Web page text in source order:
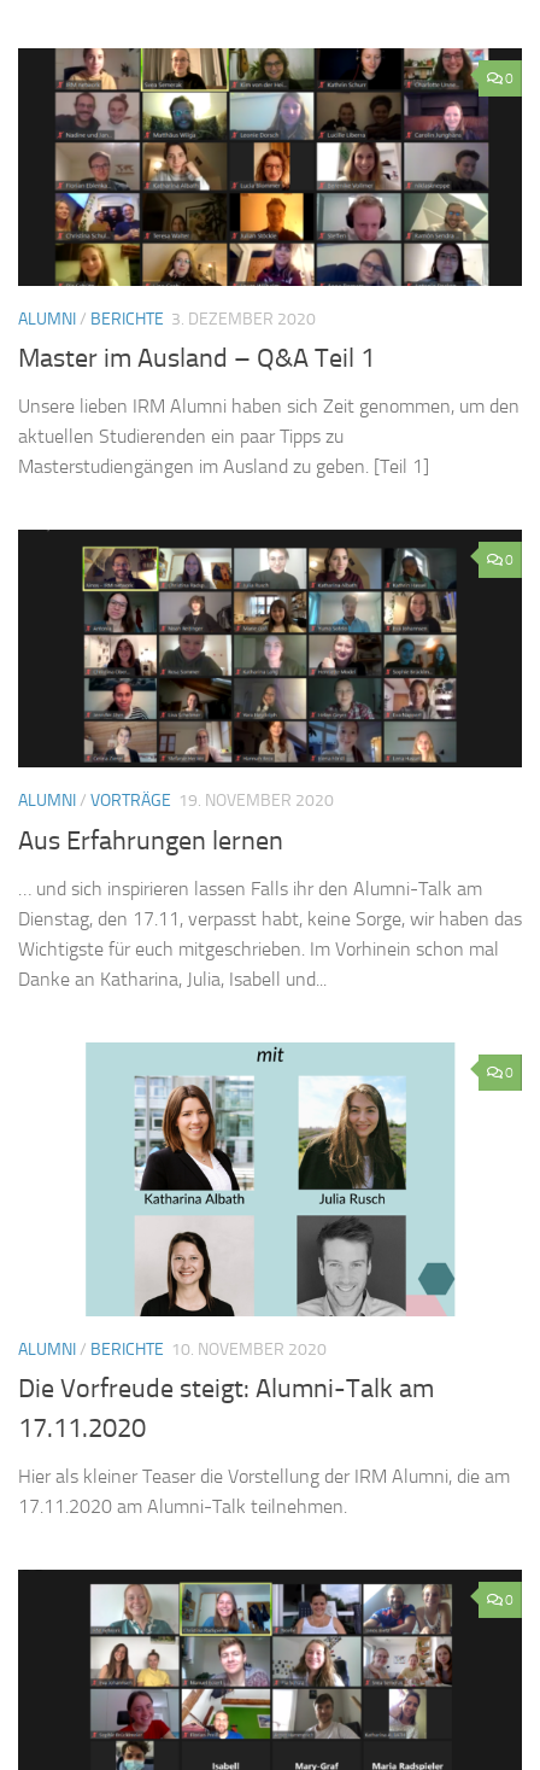
0
ALUMNI/ BERICHTE 3. DEZEMBER 2020
Master im Ausland – Q&A Teil 1
Unsere lieben IRM Alumni haben sich Zeit genommen, um den
aktuellen Studierenden ein paar Tipps zu
Masterstudiengängen im Ausland zu geben. [Teil 1]
0
ALUMNI/ VORTRÄGE 19. NOVEMBER 2020
Aus Erfahrungen lernen
… und sich inspirieren lassen Falls ihr den Alumni-Talk am
Dienstag, den 17.11, verpasst habt, keine Sorge, wir haben das
Wichtigste für euch mitgeschrieben. Im Vorhinein schon mal
Danke an Katharina, Julia, Isabell und...
0
ALUMNI/ BERICHTE 10. NOVEMBER 2020
Die Vorfreude steigt: Alumni-Talk am
17.11.2020
Hier als kleiner Teaser die Vorstellung der IRM Alumni, die am
17.11.2020 am Alumni-Talk teilnehmen.
0